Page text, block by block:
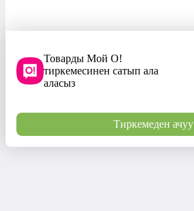
Товарды Мой О!
тиркемесинен сатып ала
аласыз
Тиркемеден ачуу